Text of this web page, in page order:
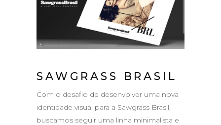
SAWGRASS BRASIL
Com o desafio de desenvolver uma nova
identidade visual para a Sawgrass Brasil,
buscamos seguir uma linha minimalista e